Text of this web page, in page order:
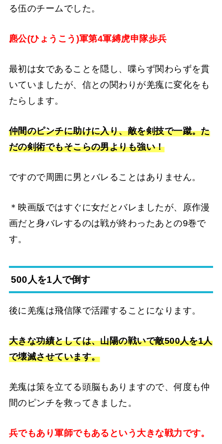
る伍のチームでした。
麃公(ひょうこう)軍第4軍縛虎申隊歩兵
最初は女であることを隠し、喋らず関わらずを貫
いていましたが、信との関わりが羌瘣に変化をも
たらします。
仲間のピンチに助けに入り、敵を剣技で一蹴。た
だの剣術でもそこらの男よりも強い！
ですので周囲に男とバレることはありません。
＊映画版ではすぐに女だとバレましたが、原作漫
画だと身バレするのは戦が終わったあとの9巻で
す。
500人を1人で倒す
後に羌瘣は飛信隊で活躍することになります。
大きな功績としては、山陽の戦いで敵500人を1人
で壊滅させています。
羌瘣は策を立てる頭脳もありますので、何度も仲
間のピンチを救ってきました。
兵でもあり軍師でもあるという大きな戦力です。